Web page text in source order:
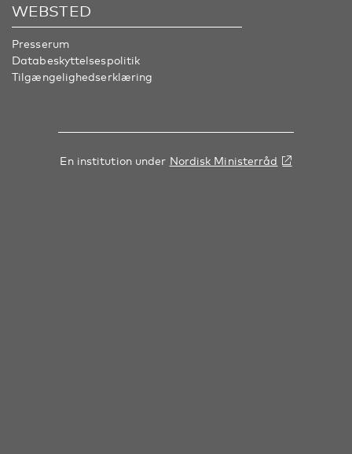
WEBSTED
Presserum
Databeskyttelsespolitik
Tilgængelighedserklæring
En institution under Nordisk Ministerråd